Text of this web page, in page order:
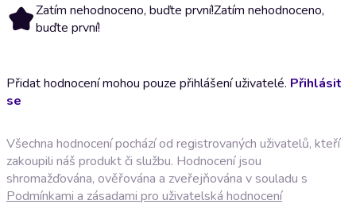
Zatím nehodnoceno, buďte první!Zatím nehodnoceno,
buďte první!
Přidat hodnocení mohou pouze přihlášení uživatelé. Přihlásit
se
Všechna hodnocení pochází od registrovaných uživatelů, kteří
zakoupili náš produkt či službu. Hodnocení jsou
shromažďována, ověřována a zveřejňována v souladu s
Podmínkami a zásadami pro uživatelská hodnocení